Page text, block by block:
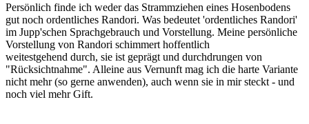
Persönlich finde ich weder das Strammziehen eines Hosenbodens
gut noch ordentliches Randori. Was bedeutet 'ordentliches Randori'
im Jupp'schen Sprachgebrauch und Vorstellung. Meine persönliche
Vorstellung von Randori schimmert hoffentlich
weitestgehend durch, sie ist geprägt und durchdrungen von
"Rücksichtnahme". Alleine aus Vernunft mag ich die harte Variante
nicht mehr (so gerne anwenden), auch wenn sie in mir steckt - und
noch viel mehr Gift.